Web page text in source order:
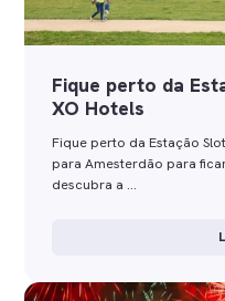
Fique perto da
XO Hotels
Fique perto da Estação
para Amesterdão para
descubra a …